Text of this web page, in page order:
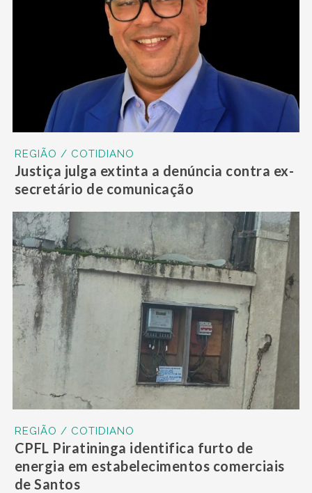
REGIÃO / COTIDIANO
Justiça julga extinta a denúncia contra ex-
secretário de comunicação
REGIÃO / COTIDIANO
CPFL Piratininga identifica furto de
energia em estabelecimentos comerciais
de Santos